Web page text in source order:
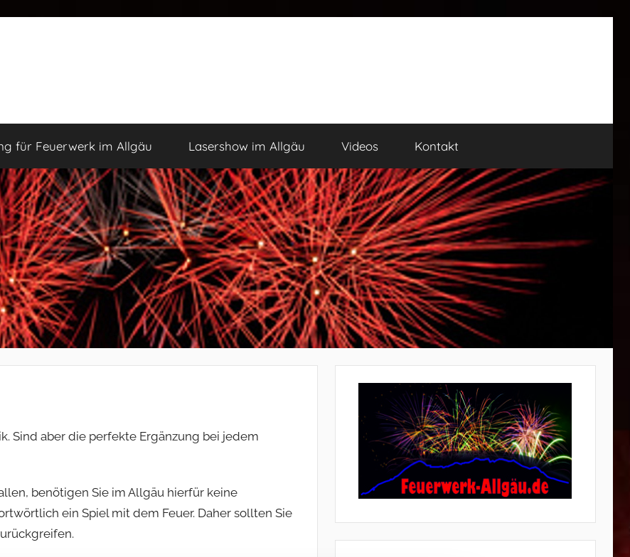
für Feuerwerk im Allgäu Lasershow im Allgäu Videos Kontakt
Sind aber die perfekte Ergänzung bei jedem
benötigen Sie im Allgäu hierfür keine
ein Spiel mit dem Feuer. Daher sollten Sie